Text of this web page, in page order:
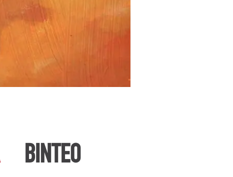
ΒΙΝΤΕΟ